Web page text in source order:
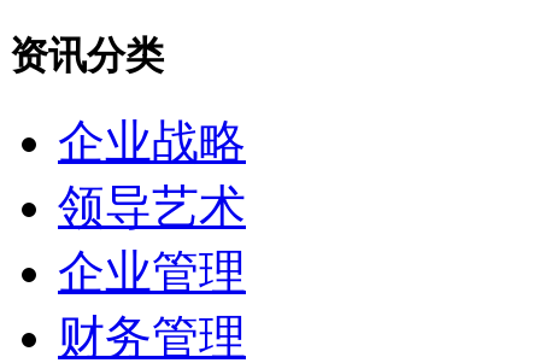
资讯分类
企业战略
领导艺术
企业管理
财务管理